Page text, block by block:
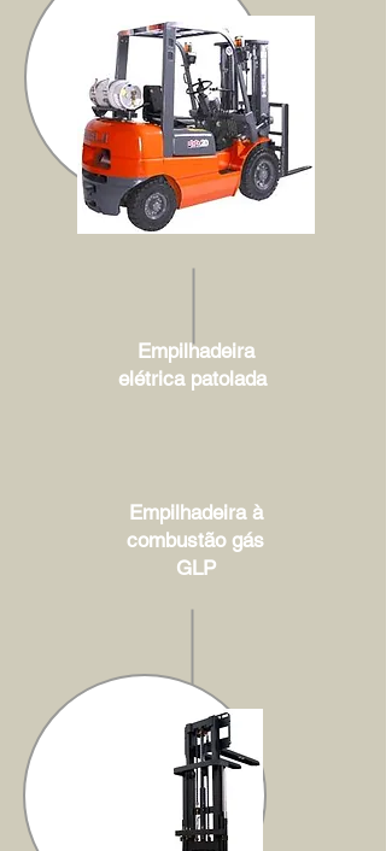
Empilhadeira
elétrica patolada
Empilhadeira à
combustão gás
GLP